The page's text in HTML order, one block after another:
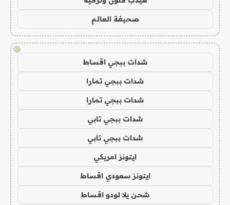
صحيفة العالم
!
شدات ببجي اقساط
شدات ببجي تمارا
شدات ببجي تمارا
شدات ببجي تابي
شدات ببجي تابي
ايتونز امريكي
ايتونز سعودي اقساط
شحن يلا لودو اقساط